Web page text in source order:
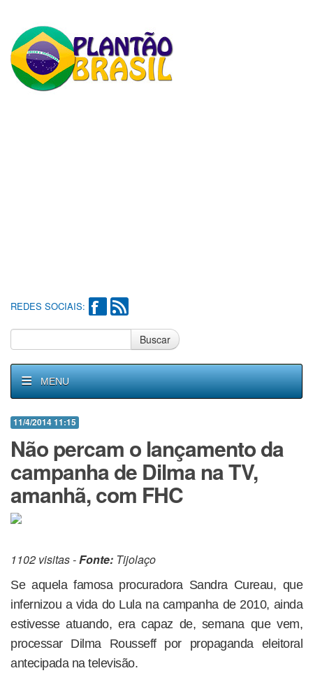
REDES SOCIAIS:
Buscar
MENU
11/4/2014 11:15
Não percam o lançamento da
campanha de Dilma na TV,
amanhã, com FHC
1102 visitas -Fonte: Tijolaço
Se aquela famosa procuradora Sandra Cureau, que
infernizou a vida do Lula na campanha de 2010, ainda
estivesse atuando, era capaz de, semana que vem,
processar Dilma Rousseff por propaganda eleitoral
antecipada na televisão.